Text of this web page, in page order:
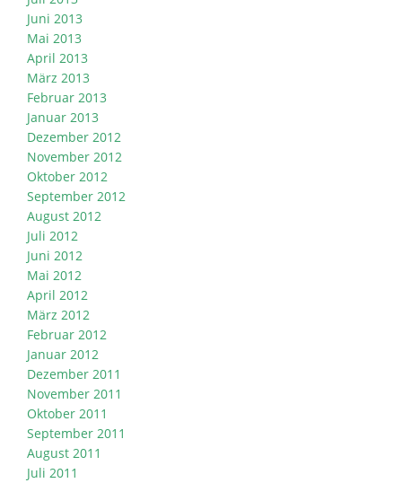
Juni 2013
Mai 2013
April 2013
März 2013
Februar 2013
Januar 2013
Dezember 2012
November 2012
Oktober 2012
September 2012
August 2012
Juli 2012
Juni 2012
Mai 2012
April 2012
März 2012
Februar 2012
Januar 2012
Dezember 2011
November 2011
Oktober 2011
September 2011
August 2011
Juli 2011